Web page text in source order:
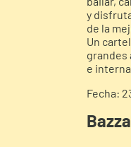
y
de la
Un
grandes
e
Fecha: